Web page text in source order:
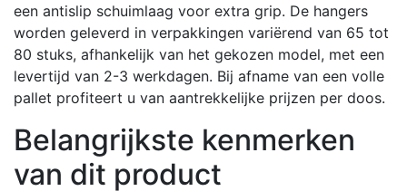
een antislip schuimlaag voor extra grip. De hangers
worden geleverd in verpakkingen variërend van 65 tot
80 stuks, afhankelijk van het gekozen model, met een
levertijd van 2-3 werkdagen. Bij afname van een volle
pallet profiteert u van aantrekkelijke prijzen per doos.
Belangrijkste kenmerken
van dit product